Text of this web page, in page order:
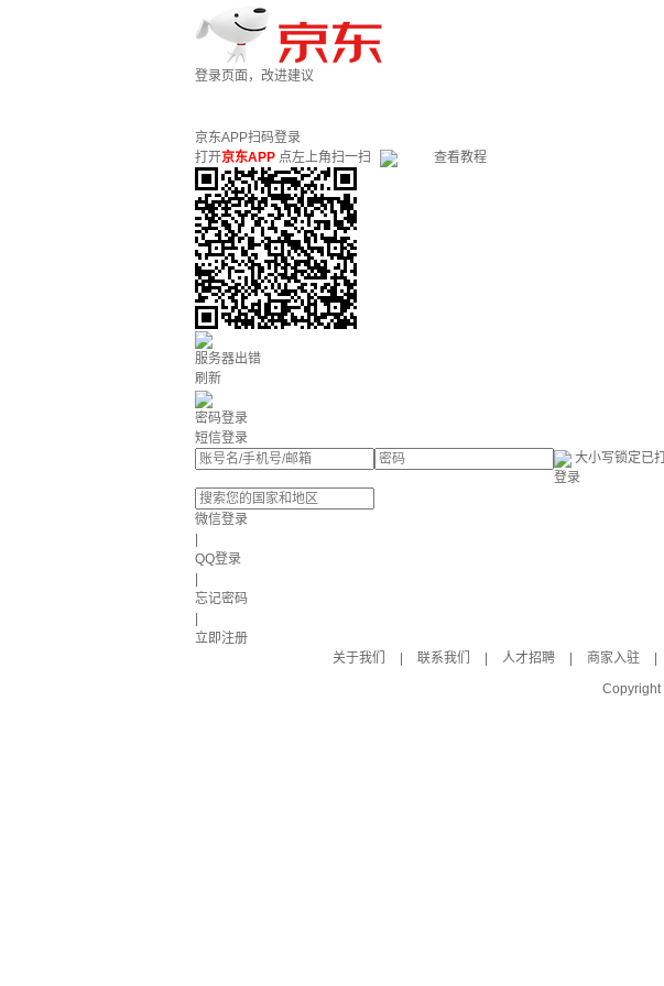
登录页面，改进建议
京东APP扫码登录
打开京东APP 点左上角扫一扫 查看教程
服务器出错
刷新
密码登录
短信登录
大小写锁定已
登录
微信登录
QQ登录
忘记密码
立即注册
关于我们
联系我们 人才招聘 商家入驻